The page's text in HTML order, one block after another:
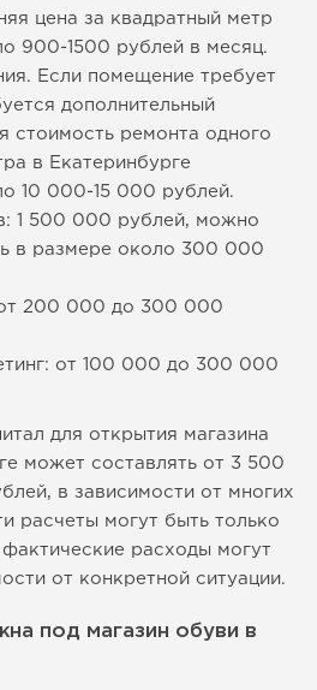
цена за квадратный метр
900-1500 рублей в месяц.
Если помещение требует
дополнительный
стоимость ремонта одного
в Екатеринбурге
10 000-15 000 рублей.
1 500 000 рублей, можно
в размере около 300 000
200 000 до 300 000
от 100 000 до 300 000
для открытия магазина
может составлять от 3 500
в зависимости от многих
расчеты могут быть только
расходы могут
от конкретной ситуации.
под магазин обуви в